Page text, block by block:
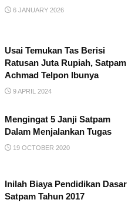
6 JANUARY 2026
Usai Temukan Tas Berisi
Ratusan Juta Rupiah, Satpam
Achmad Telpon Ibunya
9 APRIL 2024
Mengingat 5 Janji Satpam
Dalam Menjalankan Tugas
19 OCTOBER 2020
Inilah Biaya Pendidikan Dasar
Satpam Tahun 2017